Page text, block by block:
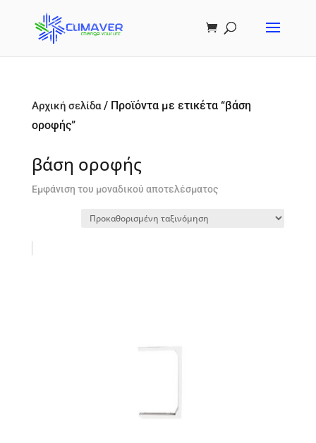
Αρχική σελίδα/ Προϊόντα με ετικέτα “βάση
οροφής”
βάση οροφής
Εμφάνιση του μοναδικού αποτελέσματος